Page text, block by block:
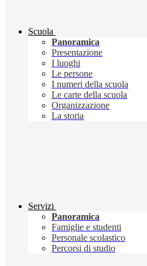
Scuola
Panoramica
Presentazione
I luoghi
Le persone
I numeri della scuola
Le carte della scuola
Organizzazione
La storia
Servizi
Panoramica
Famiglie e studenti
Personale scolastico
Percorsi di studio